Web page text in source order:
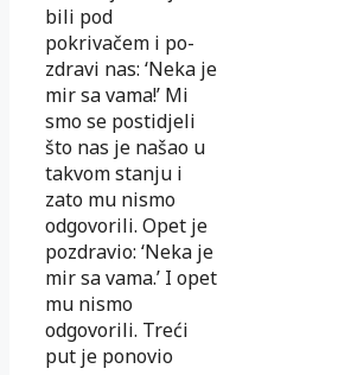
bili pod
pokrivačem i po­
zdravi nas: ‘Neka je
mir sa vama!’ Mi
smo se postidjeli
što nas je na­šao u
takvom stanju i
zato mu nismo
odgovorili. Opet je
po­zdra­vio: ‘Neka je
mir sa vama.’ I opet
mu nismo
odgovorili. Treći
put je ponovio